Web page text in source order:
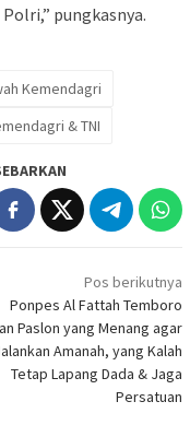
pungkasnya.
Kemendagri
& TNI
Pos berikutnya
Ponpes Al Fattah Temboro
Paslon yang Menang agar
Amanah, yang Kalah
Tetap Lapang Dada & Jaga
Persatuan